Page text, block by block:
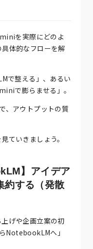
を実際にどのよ
体的なフローを解
で整える」、あるい
で膨らませる」。
、アウトプットの質
ていきましょう。
】アイデア
約する（発散
げや企画立案の初
NotebookLMへ」